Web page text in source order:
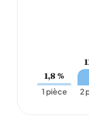
1,8 %
1 pièce
2